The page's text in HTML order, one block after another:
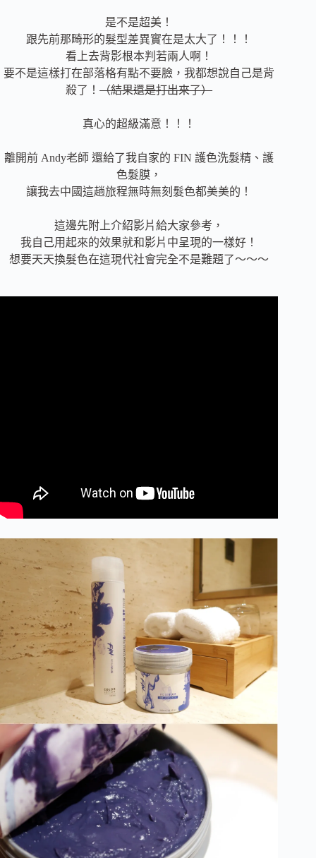
是不是超美！
跟先前那畸形的髮型差異實在是太大了！！！
看上去背影根本判若兩人啊！
要不是這樣打在部落格有點不要臉，我都想說自己是背
殺了！（結果還是打出來了）
真心的超級滿意！！！
離開前 Andy老師 還給了我自家的 FIN 護色洗髮精、護
色髮膜，
讓我去中國這趟旅程無時無刻髮色都美美的！
這邊先附上介紹影片給大家參考，
我自己用起來的效果就和影片中呈現的一樣好！
想要天天換髮色在這現代社會完全不是難題了～～～